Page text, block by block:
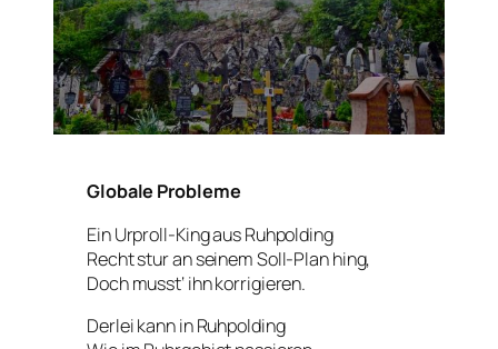
Globale Probleme
Ein Urproll-King aus Ruhpolding
Recht stur an seinem Soll-Plan hing,
Doch musst‘ ihn korrigieren.
Derlei kann in Ruhpolding